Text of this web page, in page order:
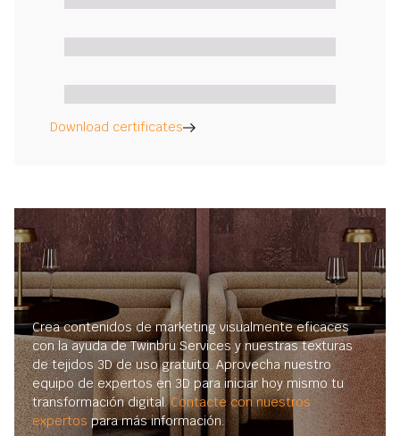
Download certificates
Crea contenidos de marketing visualmente eficaces
con la ayuda de Twinbru Services y nuestras texturas
de tejidos 3D de uso gratuito. Aprovecha nuestro
equipo de expertos en 3D para iniciar hoy mismo tu
transformación digital.Contacte con nuestros
expertos para más información.